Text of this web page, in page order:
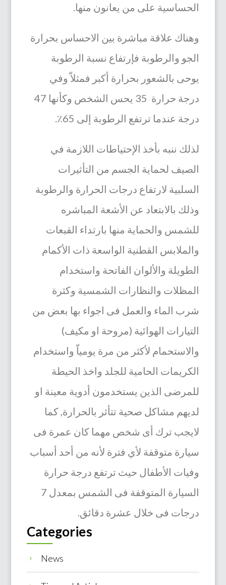
الحساسية على من يعانون منها.
وهناك علاقة مباشرة بين الاحساس بحرارة
الجو والرطوبة فإرتفاع نسبة الرطوبة
يوحى بالشعور بحرارة أكبر فمثلاّ وفي
درجة حرارة 35 يحس الشخص وكأنها 47
درجة عندما ترتفع الرطوبة إلى 65٪.
لذلك ننبه بأخذ الإحتياطات اللازمة في
الصيف لحماية الجسم من التأثيرات
السلبية لارتفاع درجات الحرارة والرطوبة
وذلك بالابتعاد عن الأشعة المباشره
للشمس والحماية منها بارتداء القبعات
والملابس القطنية الواسعة ذات الأكمام
الطويلة والألوان الفاتحة واستخدام
المظلات والنظارات الشمسية وكثرة
شرب الماء والعمل فى اجواء بها بعض من
التيارات الهوائية (مروحة او مكيف)
والاستحمام لأكثر من مرة يومياّ واستخدام
الكريمات الحامية للجلد واخذ الحيطة
للمرضى الذين يستخدمون أدوية معينة او
لديهم مشاكل صحية تتأثر بالحرارة, كما
لايجب ترك أى شخص مهما كان عمرة فى
سيارة متوقفة لأي فترة لأنه من أحد أسباب
وفيات الأطفال حيث ترتفع درجة حرارة
السيارة المتوقفة فى الشمس بمعدل 7
درجات فى خلال عشرة دقائق.
Categories
5 News